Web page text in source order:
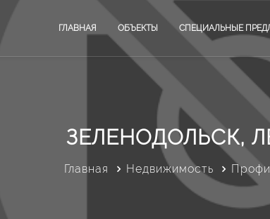
ГЛАВНАЯ ОБЪЕКТЫ СПЕЦИАЛЬНЫЕ
ЗЕЛЕНОДОЛЬСК,
Главная Недвижимость